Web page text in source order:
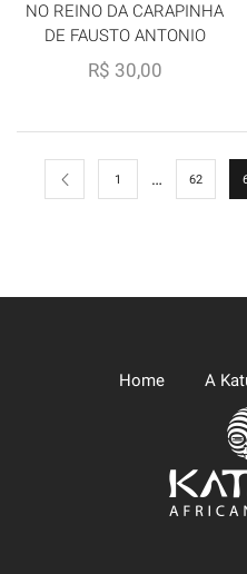
NO REINO DA CARAPINHA
DE FAUSTO ANTONIO
R$ 30,00
1 … 62
Home A